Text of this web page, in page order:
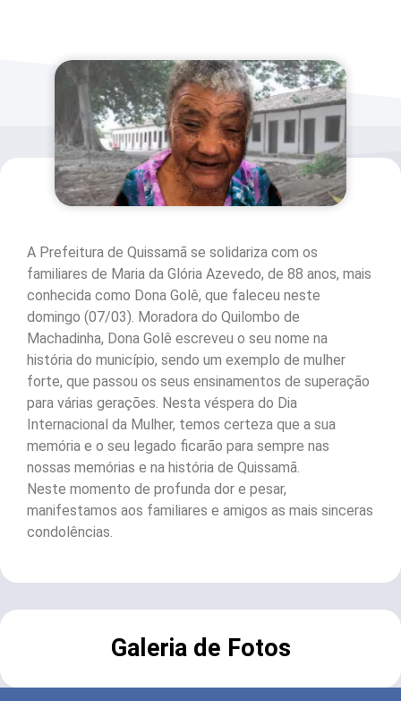
A Prefeitura de Quissamã se solidariza com os
familiares de Maria da Glória Azevedo, de 88 anos, mais
conhecida como Dona Golê, que faleceu neste
domingo (07/03). Moradora do Quilombo de
Machadinha, Dona Golê escreveu o seu nome na
história do município, sendo um exemplo de mulher
forte, que passou os seus ensinamentos de superação
para várias gerações. Nesta véspera do Dia
Internacional da Mulher, temos certeza que a sua
memória e o seu legado ficarão para sempre nas
nossas memórias e na história de Quissamã.
Neste momento de profunda dor e pesar,
manifestamos aos familiares e amigos as mais sinceras
condolências.
Galeria de Fotos